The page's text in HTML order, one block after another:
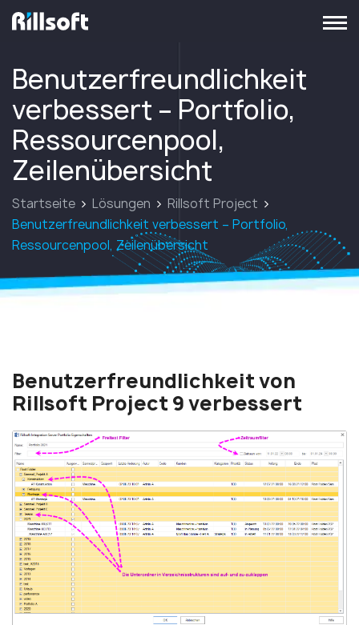
Benutzerfreundlichkeit
verbessert – Portfolio,
Ressourcenpool,
Zeilenübersicht
Startseite Lösungen
Rillsoft Project
Benutzerfreundlichkeit verbessert – Portfolio,
Ressourcenpool, Zeilenübersicht
Benutzerfreundlichkeit von
Rillsoft Project 9 verbessert